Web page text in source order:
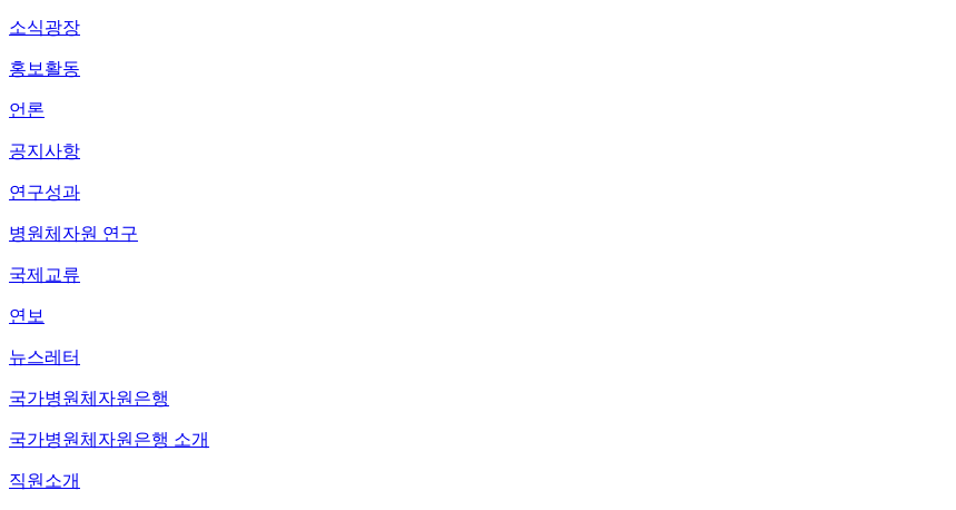
소식광장
홍보활동
언론
공지사항
연구성과
병원체자원 연구
국제교류
연보
뉴스레터
국가병원체자원은행
국가병원체자원은행 소개
직원소개